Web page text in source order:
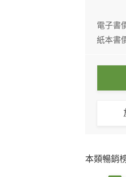
電子書
紙本書
本類暢銷